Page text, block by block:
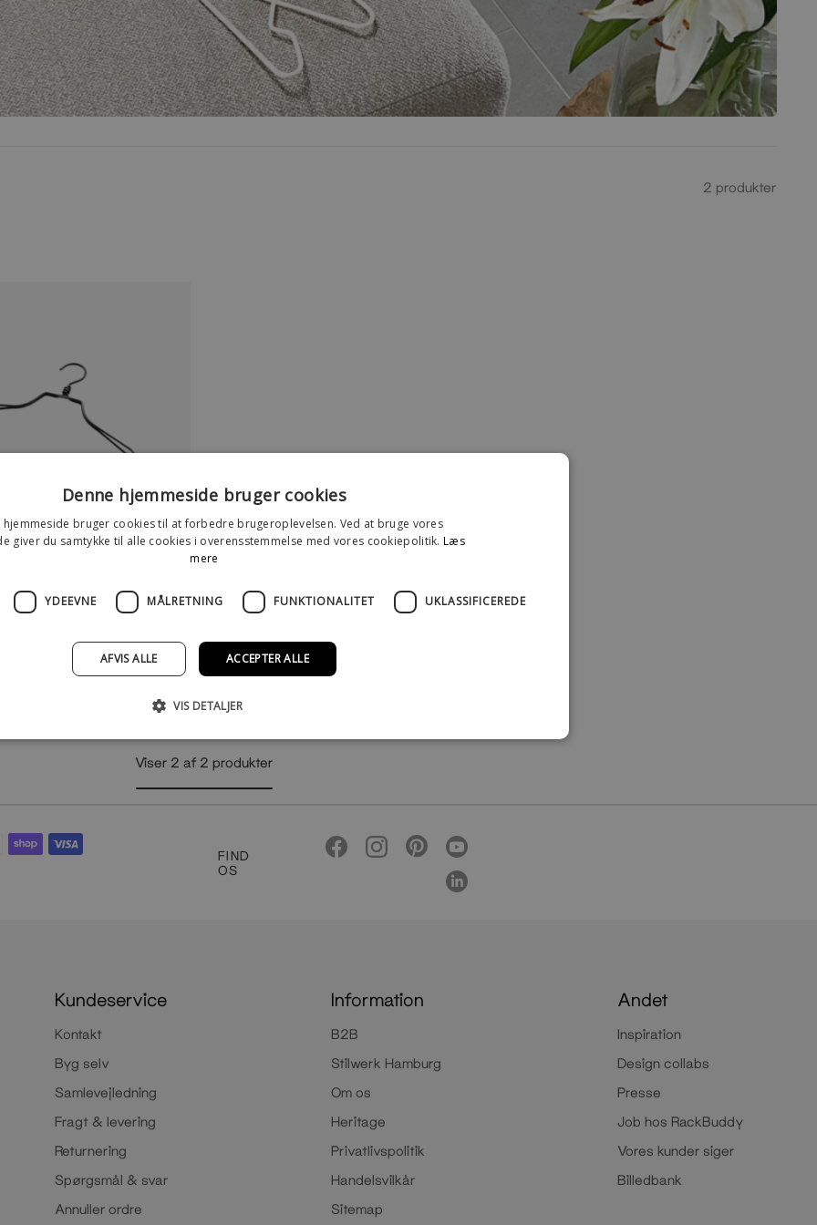
2 produkter
Viser 2 af 2 produkter
FIND
OS
Kundeservice
Kontakt
Byg selv
Samlevejledning
Fragt & levering
Returnering
Spørgsmål & svar
Annuller ordre
Information
B2B
Stilwerk Hamburg
Om os
Heritage
Privatlivspolitik
Handelsvilkår
Sitemap
Andet
Inspiration
Design collabs
Presse
Job hos RackBuddy
Vores kunder siger
Billedbank
Denne hjemmeside bruger cookies
hjemmeside bruger cookies til at forbedre brugeroplevelsen. Ved at bruge vores
giver du samtykke til alle cookies i overensstemmelse med vores cookiepolitik.Læs
mere
YDEEVNE MÅLRETNING FUNKTIONALITET UKLASSIFICEREDE
ACCEPTER ALLE
AFVIS ALLE
VIS DETALJER